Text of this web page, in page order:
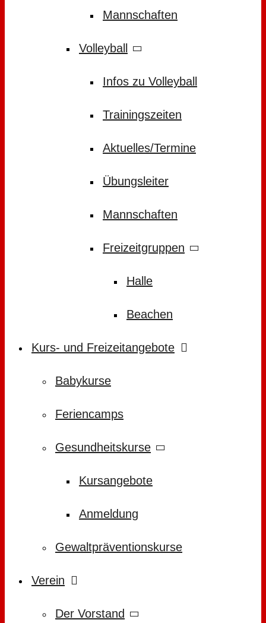
Mannschaften
Volleyball
Infos zu Volleyball
Trainingszeiten
Aktuelles/Termine
Übungsleiter
Mannschaften
Freizeitgruppen
Halle
Beachen
Kurs- und Freizeitangebote
Babykurse
Feriencamps
Gesundheitskurse
Kursangebote
Anmeldung
Gewaltpräventionskurse
Verein
Der Vorstand